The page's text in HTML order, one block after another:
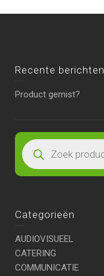
Recente berichten
Product gemist?
Categorieën
AUDIOVISUEEL
CATERING
COMMUNICATIE